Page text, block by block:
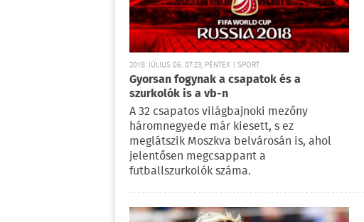
2018. JÚLIUS 06. 07:23, PÉNTEK | SPORT
Gyorsan fogynak a csapatok és a
szurkolók is a vb-n
A 32 csapatos világbajnoki mezőny
háromnegyede már kiesett, s ez
meglátszik Moszkva belvárosán is, ahol
jelentősen megcsappant a
futballszurkolók száma.